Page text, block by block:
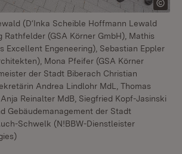
(D‘Inka Scheible Hoffmann Lewald
Rathfelder (GSA Körner GmbH), Mathis
Excellent Engeneering), Sebastian Eppler
Mona Pfeifer (GSA Körner
der Stadt Biberach Christian
Andrea Lindlohr MdL, Thomas
Reinalter MdB, Siegfried Kopf-Jasinski
Gebäudemanagement der Stadt
Schwelk (N!BBW-Dienstleister